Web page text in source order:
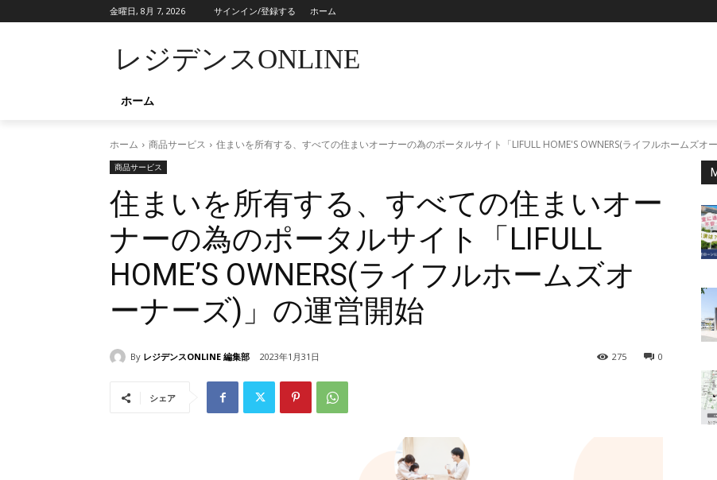
金曜日, 8月 7, 2026 サインイン/登録する ホーム
レジデンスONLINE
ホーム
ホーム 商品サービス 住まいを所有する、すべての住まいオーナーの為のポータルサイト「LIFULL HOME'S OWNERS(ライフルホームズオ
商品サービス
住まいを所有する、すべての住まいオー
ナーの為のポータルサイト「LIFULL
HOME’S OWNERS(ライフルホームズオ
ーナーズ)」の運営開始
By レジデンスONLINE 編集部 2023年1月31日 0
275
シェア